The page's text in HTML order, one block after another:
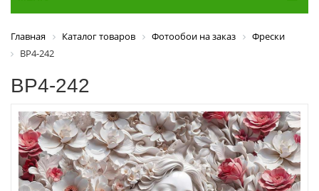
Главная Каталог товаров Фотообои на заказ
Фрески
ВР4-242
ВР4-242